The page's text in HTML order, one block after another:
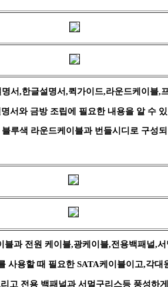
서,한글설명서,퀵가이드,라운드케이블,
서와 금방 조립에 필요한 내용을 알 수
루색 라운드케이블과 번들시디로 구성
블과 전원 케이블,광케이블,전용백패널,
사용할 때 필요한 SATA케이블이고,각대
고 전용 백패널과 서멀구리스등 풍성하